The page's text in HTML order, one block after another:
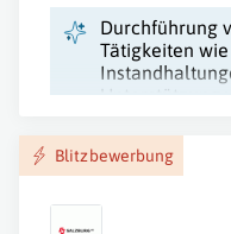
Durchführung
Tätigkeiten
Unterstützung
Blitzbewerbung